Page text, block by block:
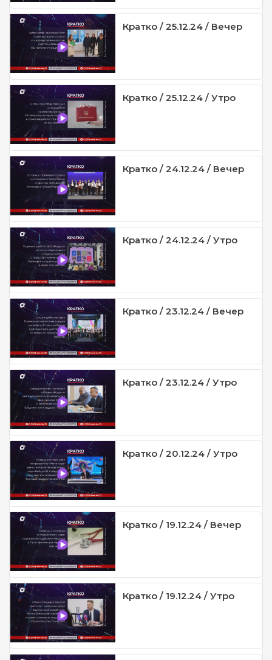
Кратко / 25.12.24 / Вечер
Кратко / 25.12.24 / Утро
Кратко / 24.12.24 / Вечер
Кратко / 24.12.24 / Утро
Кратко / 23.12.24 / Вечер
Кратко / 23.12.24 / Утро
Кратко / 20.12.24 / Утро
Кратко / 19.12.24 / Вечер
Кратко / 19.12.24 / Утро